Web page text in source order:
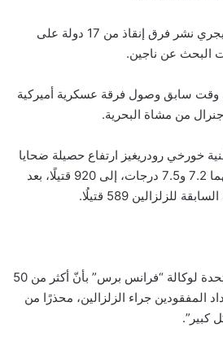
وأعلنت الأمم المتحدة أنه يجري نشر فرق إنقاذ من 17 دولة على
البحث عن ناجين.
سابق وصول فرقة عسكرية أميركية
من مشاة البحرية.
خورخي رودريغيز ارتفاع حصيلة ضحايا
الزلزالين اللذين بلغت قوتهما 7.2 و7.5 درجات، إلى 920 قتيلًا، بعد
للزلزالين 589 قتيلُا.
أفاد مسؤول في الأمم المتحدة لوكالة “فرانس برس” بأنّ أكثر من 50
جراء الزلزالين، محذرًا من
كبير”.